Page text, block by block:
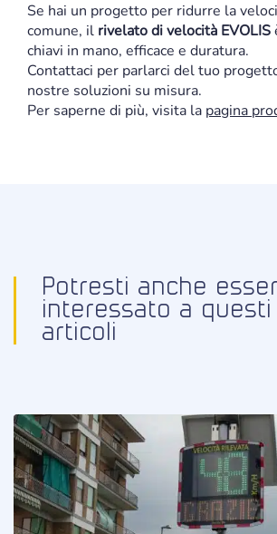
Se hai un progetto per ridurre la
comune, il rivelato di velocità EVOLIS
chiavi in mano, efficace e duratura.
Contattaci per parlarci del tuo
nostre soluzioni su misura.
Per saperne di più, visita la pagina
Potresti anche
interessato a questi
articoli